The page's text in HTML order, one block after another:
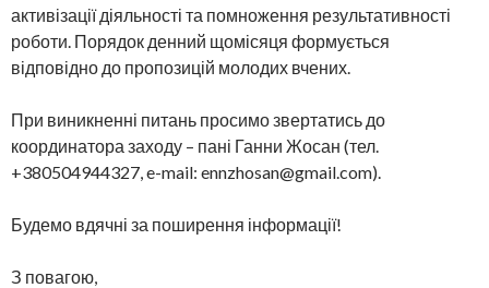
активізації діяльності та помноження результативності
роботи. Порядок денний щомісяця формується
відповідно до пропозицій молодих вчених.
При виникненні питань просимо звертатись до
координатора заходу – пані Ганни Жосан (тел.
+380504944327, e-mail: ennzhosan@gmail.com).
Будемо вдячні за поширення інформації!
З повагою,